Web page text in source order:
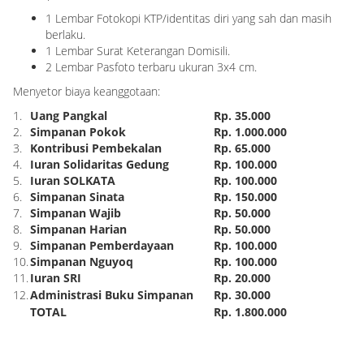
1 Lembar Fotokopi KTP/identitas diri yang sah dan masih
berlaku.
1 Lembar Surat Keterangan Domisili.
2 Lembar Pasfoto terbaru ukuran 3x4 cm.
Menyetor biaya keanggotaan:
1.
Uang Pangkal
Rp. 35.000
2. Simpanan Pokok
Rp. 1.000.000
3.
Kontribusi Pembekalan
Rp. 65.000
4.
Iuran Solidaritas Gedung
Rp. 100.000
5.
Iuran SOLKATA
Rp. 100.000
6. Simpanan Sinata
Rp. 150.000
7. Simpanan Wajib
Rp. 50.000
8. Simpanan Harian
Rp. 50.000
9. Simpanan Pemberdayaan
Rp. 100.000
10.Simpanan Nguyoq
Rp. 100.000
11. Iuran SRI
Rp. 20.000
12.Administrasi Buku Simpanan
Rp. 30.000
TOTAL
Rp. 1.800.000